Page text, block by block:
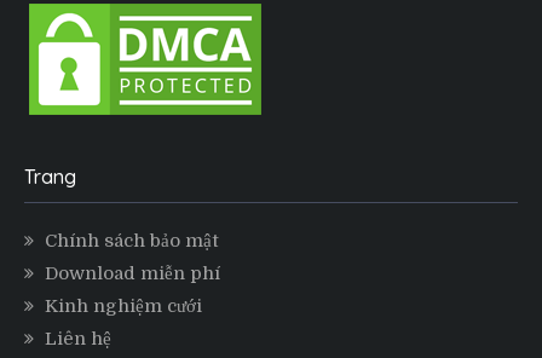
Trang
Chính sách bảo mật
Download miễn phí
Kinh nghiệm cưới
Liên hệ